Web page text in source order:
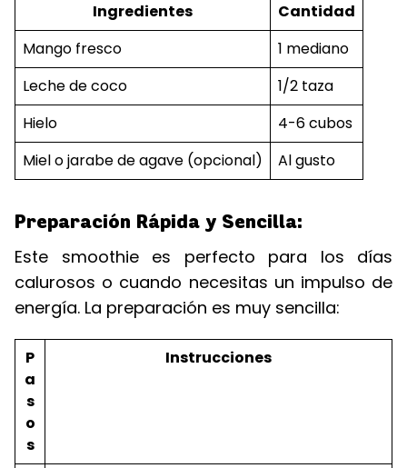
Ingredientes
Cantidad
Mango fresco
1 mediano
Leche de coco
1/2 taza
Hielo
4-6 cubos
Miel o jarabe de agave (opcional)
Al gusto
Preparación Rápida y Sencilla:
Este smoothie es perfecto para los días
calurosos o cuando necesitas un impulso de
energía. La preparación es muy sencilla:
P
a
s
o
s
Instrucciones